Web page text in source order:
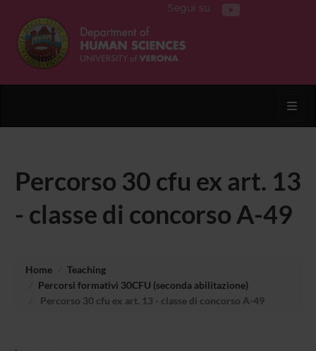
Segui su
Percorso 30 cfu ex art. 13
- classe di concorso A-49
Home
Teaching
Percorsi formativi 30CFU (seconda abilitazione)
Percorso 30 cfu ex art. 13 - classe di concorso A-49